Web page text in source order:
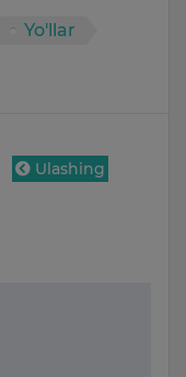
Yo'llar
Ulashing